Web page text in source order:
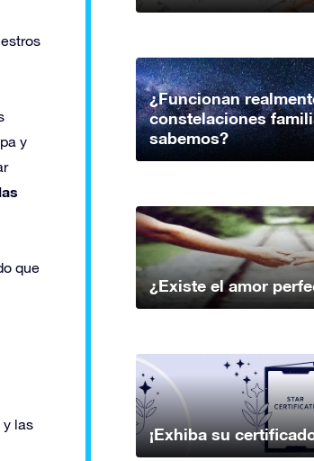
y
que
y las
¿Funcionan
constelaciones
sabemos?
¿Existe el amor
¡Exhiba su